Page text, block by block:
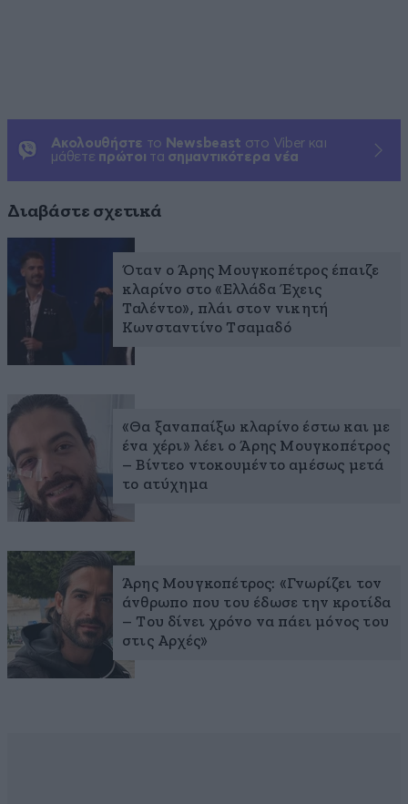
Ακολουθήστε το Newsbeast στο Viber και
μάθετε πρώτοι τα σημαντικότερα νέα
Διαβάστε σχετικά
Όταν ο Άρης Μουγκοπέτρος έπαιζε
κλαρίνο στο «Ελλάδα Έχεις
Ταλέντο», πλάι στον νικητή
Κωνσταντίνο Τσαμαδό
«Θα ξαναπαίξω κλαρίνο έστω και με
ένα χέρι» λέει ο Άρης Μουγκοπέτρος
– Βίντεο ντοκουμέντο αμέσως μετά
το ατύχημα
Άρης Μουγκοπέτρος: «Γνωρίζει τον
άνθρωπο που του έδωσε την κροτίδα
– Του δίνει χρόνο να πάει μόνος του
στις Αρχές»